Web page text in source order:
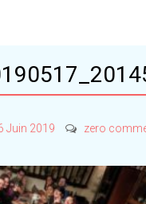
Juin 2019 zero